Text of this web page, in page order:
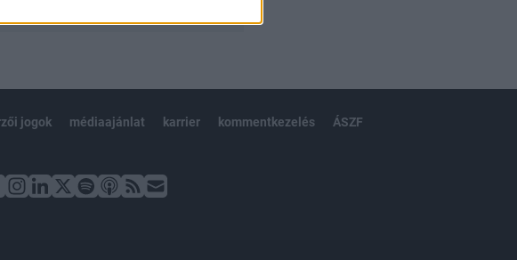
jogok médiaajánlat karrier kommentkezelés ÁSZF